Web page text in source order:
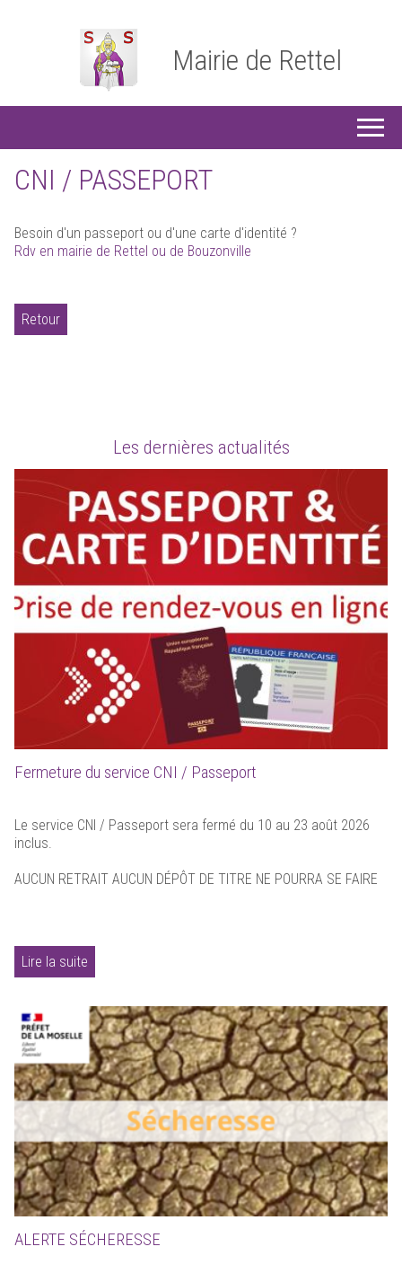
Mairie de Rettel
CNI / PASSEPORT
Besoin d'un passeport ou d'une carte d'identité ?
Rdv en mairie de Rettel ou de Bouzonville
Retour
Les dernières actualités
Fermeture du service CNI / Passeport
Le service CNI / Passeport sera fermé du 10 au 23 août 2026
inclus.
AUCUN RETRAIT AUCUN DÉPÔT DE TITRE NE POURRA SE FAIRE
Lire la suite
ALERTE SÉCHERESSE